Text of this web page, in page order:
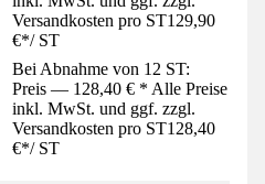
Versandkosten pro ST129,90
€*/ ST
Bei Abnahme von 12 ST:
Preis — 128,40 € * Alle Preise
inkl. MwSt. und ggf. zzgl.
Versandkosten pro ST128,40
€*/ ST